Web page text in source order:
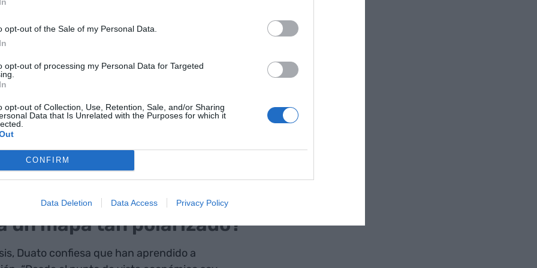
opt-out of the Sale of my Personal Data.
opt-out of processing my Personal Data for Targeted
opt-out of Collection, Use, Retention, Sale, and/or Sharing
Data that Is Unrelated with the Purposes for which it
CONFIRM
Data Deletion Data Access Privacy Policy
en compañías líderes
los liderazgos de las grandes empresas
e intuitivos. También hablan de
generosos, globales y decididos. ¿Pero
El líder de Johnson & Johnson habla de
y la CEO de Merck de no perder la “credibilidad”
lo que dices debes hacerlo”. Y sobre todo: "para
mucha credibilidad, creer contigo y tener
un mapa tan polarizado?
Duato confiesa que han aprendido a